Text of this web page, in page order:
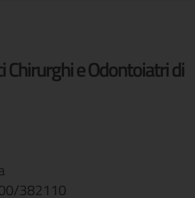
Chirurghi e Odontoiatri di
382110